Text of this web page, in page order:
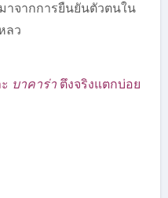
าจากการยืนยันตัวตนใน
ลว
บาคาร่าตึงจริงแตกบ่อย